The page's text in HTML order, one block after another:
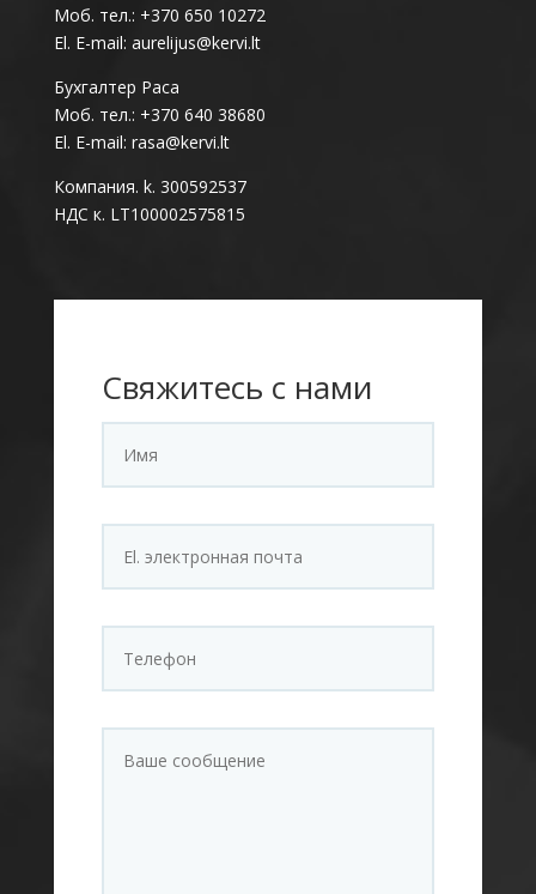
Моб. тел.: +370 650 10272
El. E-mail: aurelijus@kervi.lt
Бухгалтер Раса
Моб. тел.: +370 640 38680
El. E-mail: rasa@kervi.lt
Компания. k. 300592537
НДС к. LT100002575815
Свяжитесь с нами